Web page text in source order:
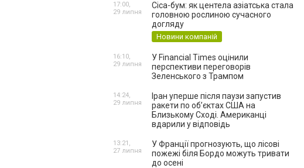
Cica-бум: як центела азіатська стала
головною рослиною сучасного
догляду
Новини компаній
17:00,
29 липня
У Financial Times оцінили
перспективи переговорів
Зеленського з Трампом
16:10,
29 липня
Іран уперше після паузи запустив
ракети по обʼєктах США на
Близькому Сході. Американці
вдарили у відповідь
14:24,
29 липня
У Франції прогнозують, що лісові
пожежі біля Бордо можуть тривати
до осені
13:21,
27 липня